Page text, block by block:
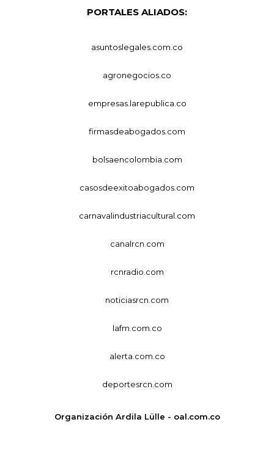
PORTALES ALIADOS:
asuntoslegales.com.co
agronegocios.co
empresas.larepublica.co
firmasdeabogados.com
bolsaencolombia.com
casosdeexitoabogados.com
carnavalindustriacultural.com
canalrcn.com
rcnradio.com
noticiasrcn.com
lafm.com.co
alerta.com.co
deportesrcn.com
Organización Ardila Lülle - oal.com.co